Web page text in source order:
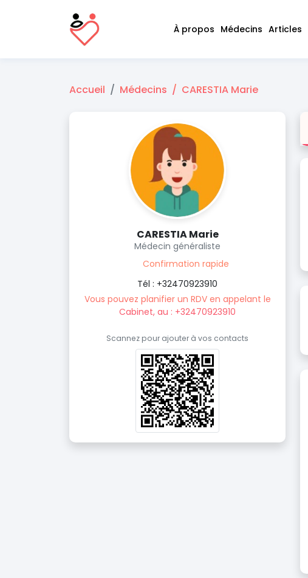
À propos Médecins Articles
Accueil Médecins CARESTIA Marie
CARESTIA Marie
Médecin généraliste
Confirmation rapide
Tél : +32470923910
Vous pouvez planifier un RDV en appelant le
Cabinet, au : +32470923910
Scannez pour ajouter à vos contacts